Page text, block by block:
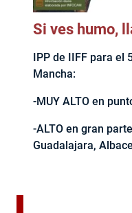
Si ves humo,
IPP de IIFF para el
Mancha:
-MUY ALTO en
-ALTO en gran
Guadalajara,